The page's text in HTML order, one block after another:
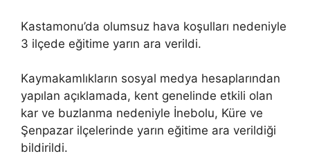
Kastamonu’da olumsuz hava koşulları nedeniyle
3 ilçede eğitime yarın ara verildi.
Kaymakamlıkların sosyal medya hesaplarından
yapılan açıklamada, kent genelinde etkili olan
kar ve buzlanma nedeniyle İnebolu, Küre ve
Şenpazar ilçelerinde yarın eğitime ara verildiği
bildirildi.